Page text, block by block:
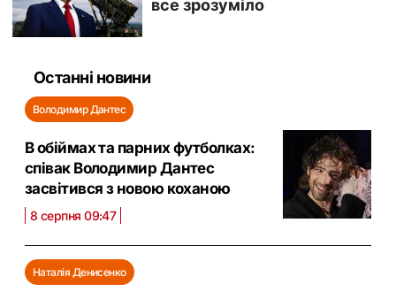
Останні новини
Володимир Дантес
В обіймах та парних футболках:
співак Володимир Дантес
засвітився з новою коханою
8 серпня 09:47
Наталія Денисенко